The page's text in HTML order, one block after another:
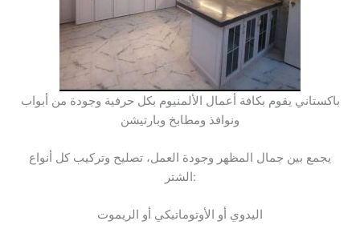
باكستاني يقوم بكافة أعمال الألمنيوم بكل حرفية وجودة من أبواب
ونوافذ ومطابخ وبارتيشن
يجمع بين جمال المظهر وجودة العمل، تصليح وتركيب كل أنواع
الشتر:
اليدوي أو الأوتوماتيكي أو الريموت